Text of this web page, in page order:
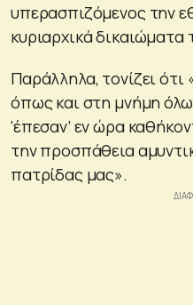
υπερασπιζόμενος την
κυριαρχικά δικαιώματα
Παράλληλα, τονίζει
όπως και στη μνήμη
‘έπεσαν’ εν ώρα
την προσπάθεια
πατρίδας μας».